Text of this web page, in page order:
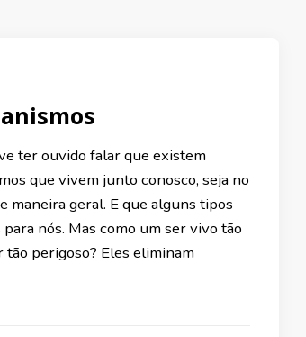
ter ouvido falar que existem
que vivem junto conosco, seja no
maneira geral. E que alguns tipos
nós. Mas como um ser vivo tão
perigoso? Eles eliminam